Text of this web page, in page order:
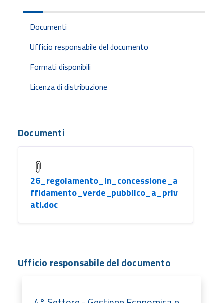
Documenti
Ufficio responsabile del documento
Formati disponibili
Licenza di distribuzione
Documenti
26_regolamento_in_concessione_a
ffidamento_verde_pubblico_a_priv
ati.doc
Ufficio responsabile del documento